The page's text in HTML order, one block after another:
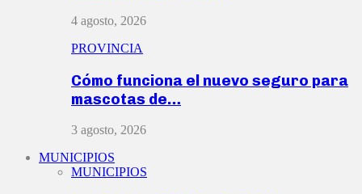
4 agosto, 2026
PROVINCIA
Cómo funciona el nuevo seguro para
mascotas de…
3 agosto, 2026
MUNICIPIOS
MUNICIPIOS